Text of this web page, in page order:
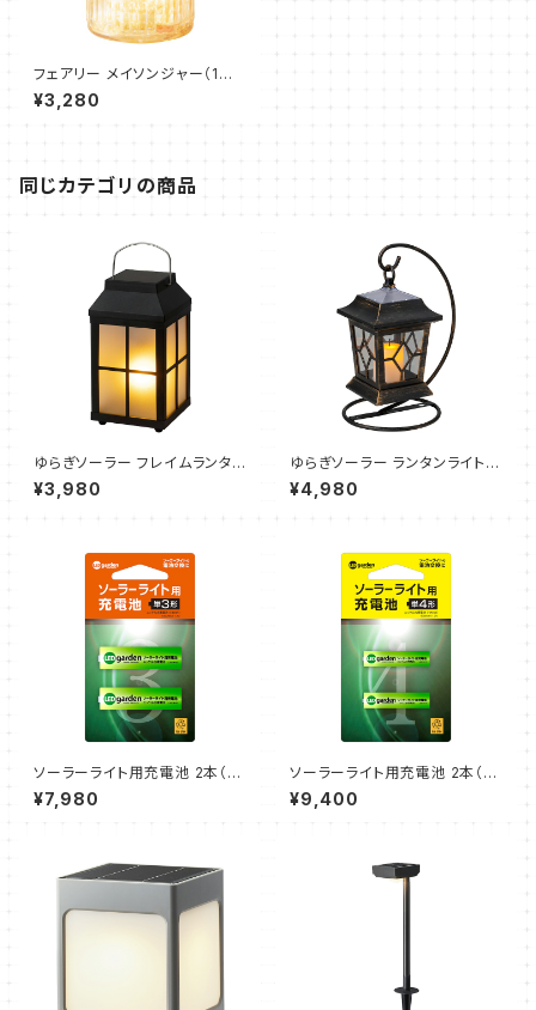
フェアリー メイソンジャー（1個）
タカショー
¥3,280
同じカテゴリの商品
ゆらぎソーラー フレイムランタン
ウェスタ ブラック（1個）タカショ
ー
¥3,980
ゆらぎソーラー ランタンライト
ルシア ブラック（1個）タカショー
¥4,980
ソーラーライト用充電池 2本（単
3形）10個セット（タカショー）
¥7,980
ソーラーライト用充電池 2本（単
4形）10個セット（タカショー）
¥9,400